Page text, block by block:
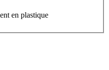
en plastique